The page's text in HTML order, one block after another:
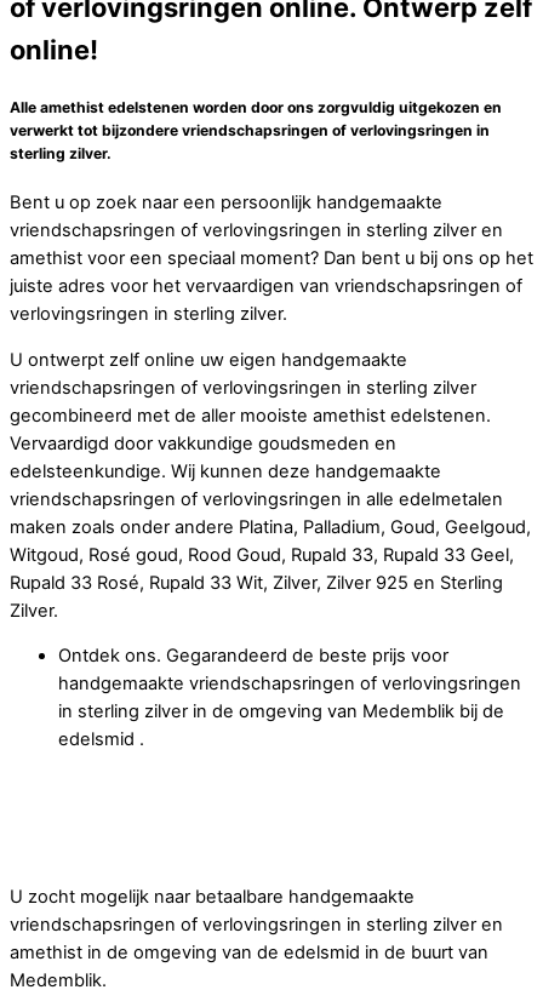
of verlovingsringen online. Ontwerp zelf
online!
Alle amethist edelstenen worden door ons zorgvuldig uitgekozen en
verwerkt tot bijzondere vriendschapsringen of verlovingsringen in
sterling zilver.
Bent u op zoek naar een persoonlijk handgemaakte
vriendschapsringen of verlovingsringen in sterling zilver en
amethist voor een speciaal moment? Dan bent u bij ons op het
juiste adres voor het vervaardigen van vriendschapsringen of
verlovingsringen in sterling zilver.
U ontwerpt zelf online uw eigen handgemaakte
vriendschapsringen of verlovingsringen in sterling zilver
gecombineerd met de aller mooiste amethist edelstenen.
Vervaardigd door vakkundige goudsmeden en
edelsteenkundige. Wij kunnen deze handgemaakte
vriendschapsringen of verlovingsringen in alle edelmetalen
maken zoals onder andere Platina, Palladium, Goud, Geelgoud,
Witgoud, Rosé goud, Rood Goud, Rupald 33, Rupald 33 Geel,
Rupald 33 Rosé, Rupald 33 Wit, Zilver, Zilver 925 en Sterling
Zilver.
Ontdek ons. Gegarandeerd de beste prijs voor
handgemaakte vriendschapsringen of verlovingsringen
in sterling zilver in de omgeving van Medemblik bij de
edelsmid .
U zocht mogelijk naar betaalbare handgemaakte
vriendschapsringen of verlovingsringen in sterling zilver en
amethist in de omgeving van de edelsmid in de buurt van
Medemblik.